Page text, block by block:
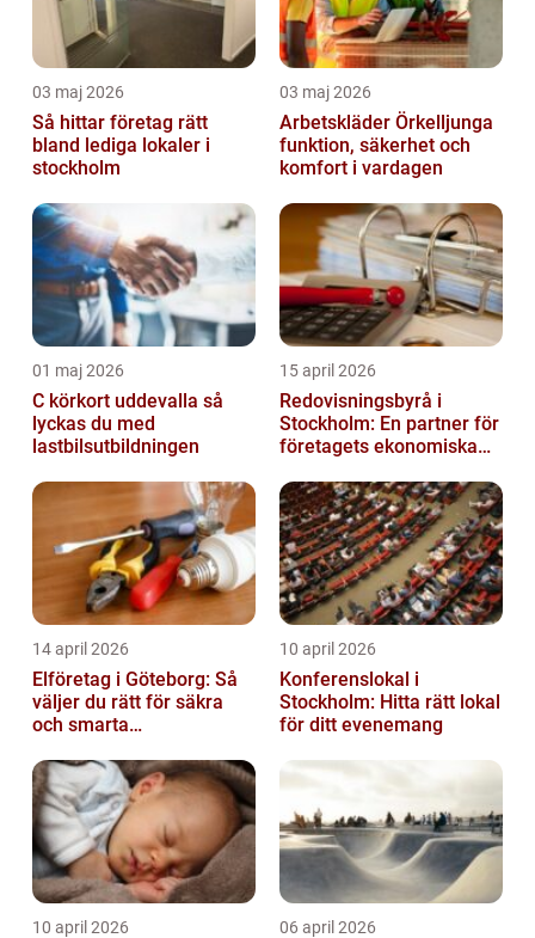
03 maj 2026
Så hittar företag rätt
bland lediga lokaler i
stockholm
03 maj 2026
Arbetskläder Örkelljunga
funktion, säkerhet och
komfort i vardagen
01 maj 2026
C körkort uddevalla så
lyckas du med
lastbilsutbildningen
15 april 2026
Redovisningsbyrå i
Stockholm: En partner för
företagets ekonomiska
14 april 2026
Elföretag i Göteborg: Så
väljer du rätt för säkra
och smarta
10 april 2026
Konferenslokal i
Stockholm: Hitta rätt lokal
för ditt evenemang
10 april 2026 06 april 2026